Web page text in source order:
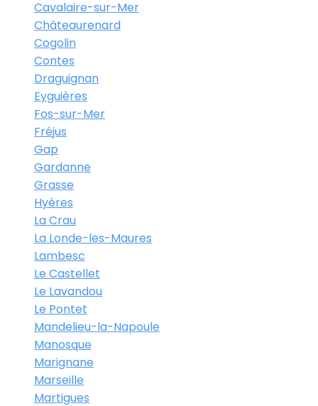
Cavalaire-sur-Mer
Châteaurenard
Cogolin
Contes
Draguignan
Eyguières
Fos-sur-Mer
Fréjus
Gap
Gardanne
Grasse
Hyères
La Crau
La Londe-les-Maures
Lambesc
Le Castellet
Le Lavandou
Le Pontet
Mandelieu-la-Napoule
Manosque
Marignane
Marseille
Martigues